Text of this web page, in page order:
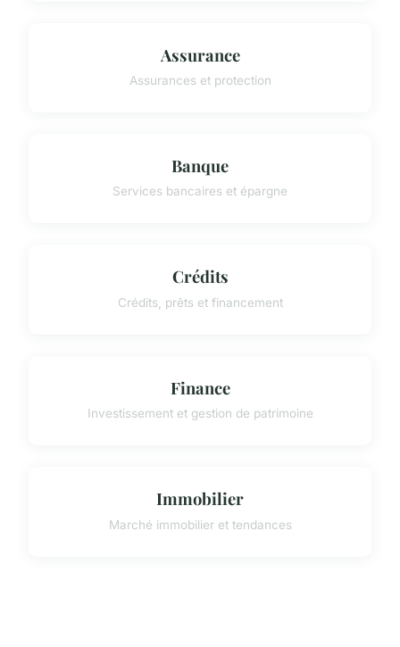
Assurance
Assurances et protection
Banque
Services bancaires et épargne
Crédits
Crédits, prêts et financement
Finance
Investissement et gestion de patrimoine
Immobilier
Marché immobilier et tendances